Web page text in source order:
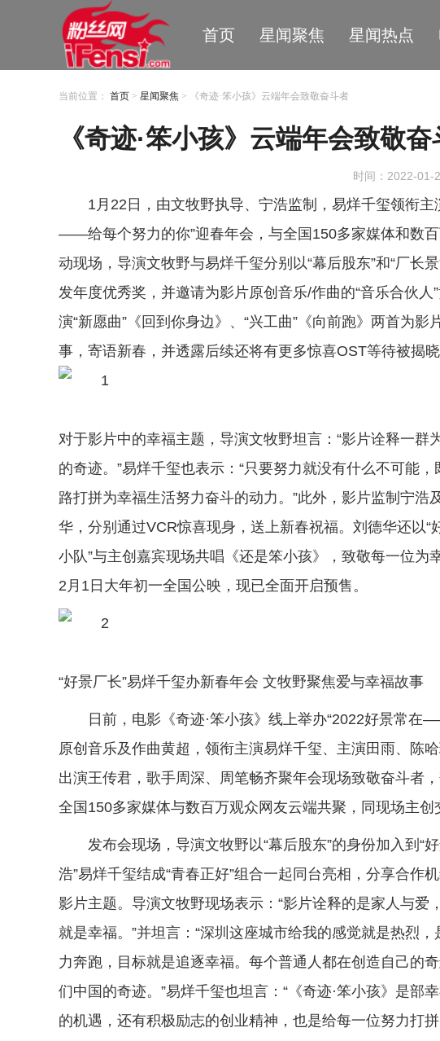
首页 星闻聚焦 星闻热点
当前位置： 首页 > 星闻聚焦 > 《奇迹·笨小孩》云端年会致敬奋斗者
《奇迹·笨小孩》云端年会致敬
时间：2022-01-
1月22日，由文牧野执导、宁浩监制，易烊千玺领衔
——给每个努力的你”迎春年会，与全国150多家媒体和数
动现场，导演文牧野与易烊千玺分别以“幕后股东”和“厂长
发年度优秀奖，并邀请为影片原创音乐/作曲的“音乐合伙
演“新愿曲”《回到你身边》、“兴工曲”《向前跑》两首为
事，寄语新春，并透露后续还将有更多惊喜OST等待被揭晓
对于影片中的幸福主题，导演文牧野坦言：“影片诠释一
的奇迹。”易烊千玺也表示：“只要努力就没有什么不可能
路打拼为幸福生活努力奋斗的动力。”此外，影片监制宁
华，分别通过VCR惊喜现身，送上新春祝福。刘德华还以“
小队”与主创嘉宾现场共唱《还是笨小孩》，致敬每一位为
2月1日大年初一全国公映，现已全面开启预售。
“好景厂长”易烊千玺办新春年会 文牧野聚焦爱与幸福故事
日前，电影《奇迹·笨小孩》线上举办“2022好景常
原创音乐及作曲黄超，领衔主演易烊千玺、主演田雨、陈
出演王传君，歌手周深、周笔畅齐聚年会现场致敬奋斗者
全国150多家媒体与数百万观众网友云端共聚，同现场主创
发布会现场，导演文牧野以“幕后股东”的身份加入到“
浩”易烊千玺结成“青春正好”组合一起同台亮相，分享合作
影片主题。导演文牧野现场表示：“影片诠释的是家人与
就是幸福。”并坦言：“深圳这座城市给我的感觉就是热烈
力奔跑，目标就是追逐幸福。每个普通人都在创造自己的
们中国的奇迹。”易烊千玺也坦言：“《奇迹·笨小孩》是部
的机遇，还有积极励志的创业精神，也是给每一位努力打